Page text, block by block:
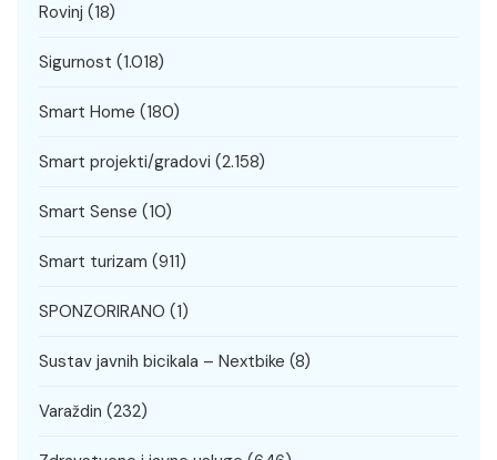
Rovinj (18)
Sigurnost (1.018)
Smart Home (180)
Smart projekti/gradovi (2.158)
Smart Sense (10)
Smart turizam (911)
SPONZORIRANO (1)
Sustav javnih bicikala – Nextbike (8)
Varaždin (232)